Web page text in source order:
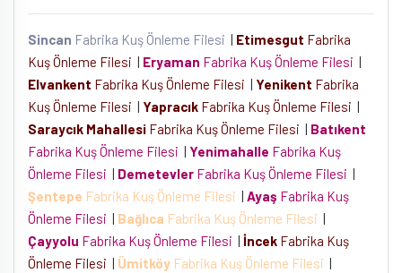
Sincan Fabrika Kuş Önleme Filesi | Etimesgut Fabrika
Kuş Önleme Filesi | Eryaman Fabrika Kuş Önleme Filesi |
Elvankent Fabrika Kuş Önleme Filesi | Yenikent Fabrika
Kuş Önleme Filesi | Yapracık Fabrika Kuş Önleme Filesi |
Saraycık Mahallesi Fabrika Kuş Önleme Filesi | Batıkent
Fabrika Kuş Önleme Filesi | Yenimahalle Fabrika Kuş
Önleme Filesi | Demetevler Fabrika Kuş Önleme Filesi |
Şentepe Fabrika Kuş Önleme Filesi | Ayaş Fabrika Kuş
Önleme Filesi | Bağlıca Fabrika Kuş Önleme Filesi |
Çayyolu Fabrika Kuş Önleme Filesi | İncek Fabrika Kuş
Önleme Filesi | Ümitköy Fabrika Kuş Önleme Filesi |